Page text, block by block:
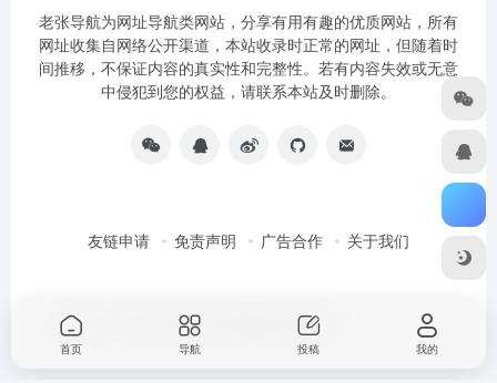
老张导航为网址导航类网站，分享有用有趣的优质网站，所有
网址收集自网络公开渠道，本站收录时正常的网址，但随着时
间推移，不保证内容的真实性和完整性。若有内容失效或无意
中侵犯到您的权益，请联系本站及时删除。
友链申请 免责声明 广告合作 关于我们
Copyright © 2026 老张导航 强力驱动
首页 导航 投稿 我的